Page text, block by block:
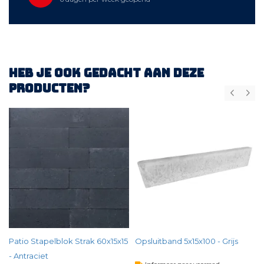
Heb je ook gedacht aan deze
producten?
Patio Stapelblok Strak 60x15x15
- Antraciet
Opsluitband 5x15x100 - Grijs